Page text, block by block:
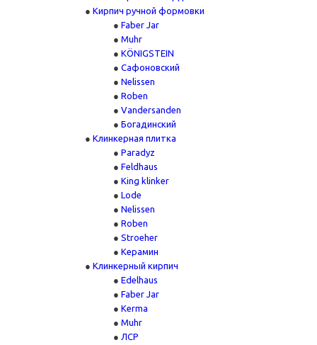
Кирпич ручной формовки
Faber Jar
Muhr
KÖNIGSTEIN
Сафоновский
Nelissen
Roben
Vandersanden
Богадинский
Клинкерная плитка
Paradyz
Feldhaus
King klinker
Lode
Nelissen
Roben
Stroeher
Керамин
Клинкерный кирпич
Edelhaus
Faber Jar
Kerma
Muhr
ЛСР